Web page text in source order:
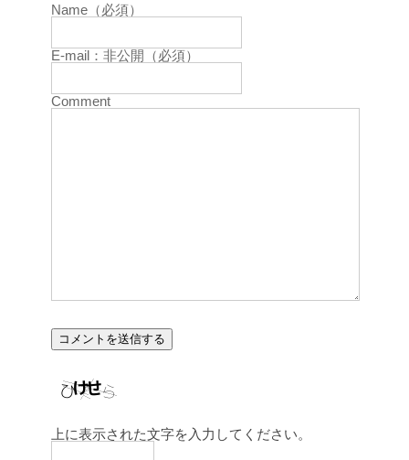
Name（必須）
E-mail：非公開（必須）
Comment
上に表示された文字を入力してください。